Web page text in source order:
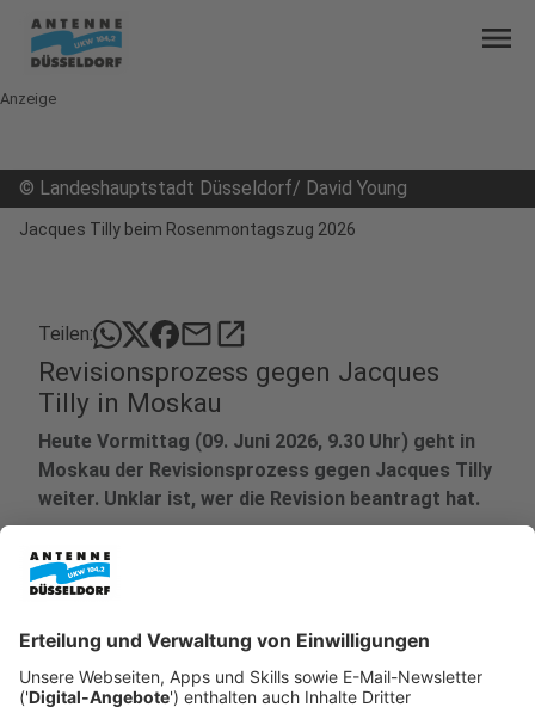
menu
Anzeige
© Landeshauptstadt Düsseldorf/ David Young
Jacques Tilly beim Rosenmontagszug 2026
Teilen: mailopen_in_new
Revisionsprozess gegen Jacques
Tilly in Moskau
Heute Vormittag (09. Juni 2026, 9.30 Uhr) geht in
Moskau der Revisionsprozess gegen Jacques Tilly
weiter. Unklar ist, wer die Revision beantragt hat.
Heute Vormittag (09. Juni 2026, 9.30 Uhr) wird der